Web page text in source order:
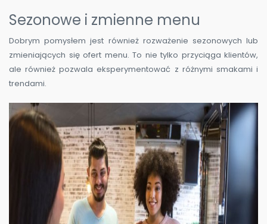
Sezonowe i zmienne menu
Dobrym pomysłem jest również rozważenie sezonowych lub
zmieniających się ofert menu. To nie tylko przyciąga klientów,
ale również pozwala eksperymentować z różnymi smakami i
trendami.